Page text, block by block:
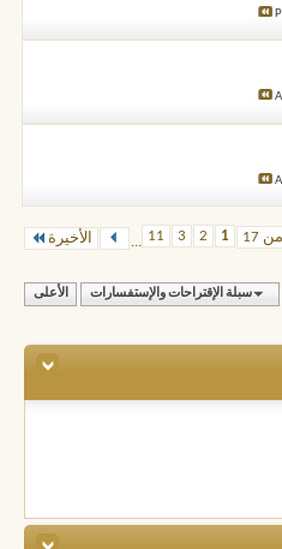
1
2
3
11
... الأخيرة
سبلة الإقتراحات والإستفسارات الأعلى